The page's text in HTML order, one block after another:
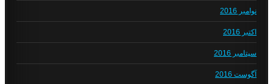
نوامبر 2016
اکتبر 2016
سپتامبر 2016
آگوست 2016